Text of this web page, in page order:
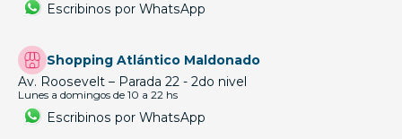
Escribinos por WhatsApp
Shopping Atlántico Maldonado
Av. Roosevelt – Parada 22 - 2do nivel
Lunes a domingos de 10 a 22 hs
Escribinos por WhatsApp